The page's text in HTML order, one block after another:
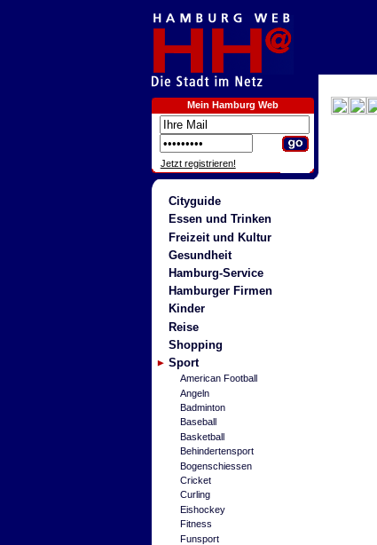
Mein Hamburg Web
Jetzt registrieren!
Cityguide
Essen und Trinken
Freizeit und Kultur
Gesundheit
Hamburg-Service
Hamburger Firmen
Kinder
Reise
Shopping
Sport
American Football
Angeln
Badminton
Baseball
Basketball
Behindertensport
Bogenschiessen
Cricket
Curling
Eishockey
Fitness
Funsport